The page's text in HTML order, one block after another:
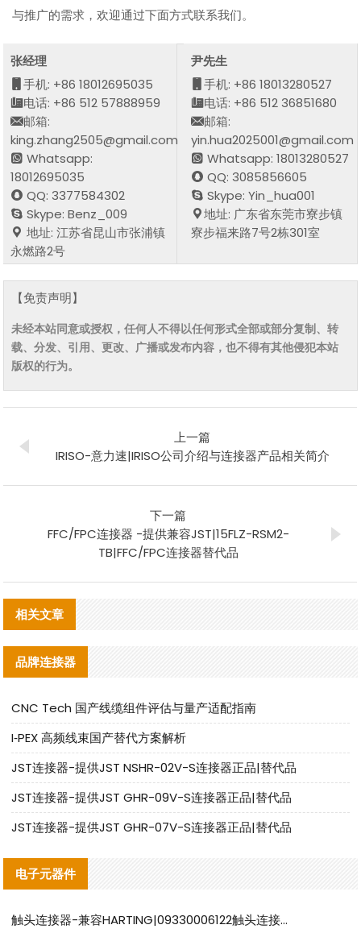
与推广的需求，欢迎通过下面方式联系我们。
张经理
手机: +86 18012695035
电话: +86 512 57888959
邮箱:
king.zhang2505@gmail.com
Whatsapp:
18012695035
QQ: 3377584302
Skype: Benz_009
地址: 江苏省昆山市张浦镇
永燃路2号
尹先生
手机: +86 18013280527
电话: +86 512 36851680
邮箱:
yin.hua2025001@gmail.com
Whatsapp: 18013280527
QQ: 3085856605
Skype: Yin_hua001
地址: 广东省东莞市寮步镇
寮步福来路7号2栋301室
【免责声明】
未经本站同意或授权，任何人不得以任何形式全部或部分复制、转
载、分发、引用、更改、广播或发布内容，也不得有其他侵犯本站
版权的行为。
上一篇
IRISO-意力速|IRISO公司介绍与连接器产品相关简介
下一篇
FFC/FPC连接器 -提供兼容JST|15FLZ-RSM2-
TB|FFC/FPC连接器替代品
相关文章
品牌连接器
CNC Tech 国产线缆组件评估与量产适配指南
I‑PEX 高频线束国产替代方案解析
JST连接器-提供JST NSHR-02V-S连接器正品|替代品
JST连接器-提供JST GHR-09V-S连接器正品|替代品
JST连接器-提供JST GHR-07V-S连接器正品|替代品
电子元器件
触头连接器-兼容HARTING|09330006122触头连接器替代品说明